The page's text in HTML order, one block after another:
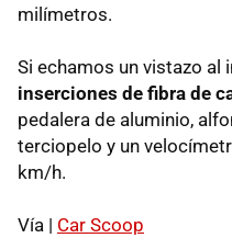
milímetros.
Si echamos un vistazo al
inserciones de fibra de
pedalera de aluminio,
terciopelo y un
km/h.
Vía | Car Scoop